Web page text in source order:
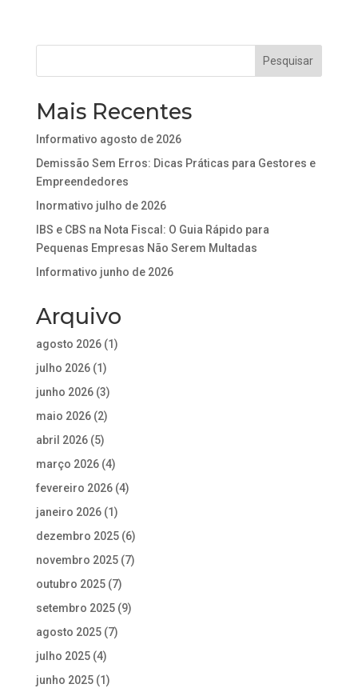
Mais Recentes
Informativo agosto de 2026
Demissão Sem Erros: Dicas Práticas para Gestores e
Empreendedores
Inormativo julho de 2026
IBS e CBS na Nota Fiscal: O Guia Rápido para
Pequenas Empresas Não Serem Multadas
Informativo junho de 2026
Arquivo
agosto 2026(1)
julho 2026(1)
junho 2026(3)
maio 2026(2)
abril 2026(5)
março 2026(4)
fevereiro 2026(4)
janeiro 2026(1)
dezembro 2025(6)
novembro 2025(7)
outubro 2025(7)
setembro 2025(9)
agosto 2025(7)
julho 2025(4)
junho 2025(1)